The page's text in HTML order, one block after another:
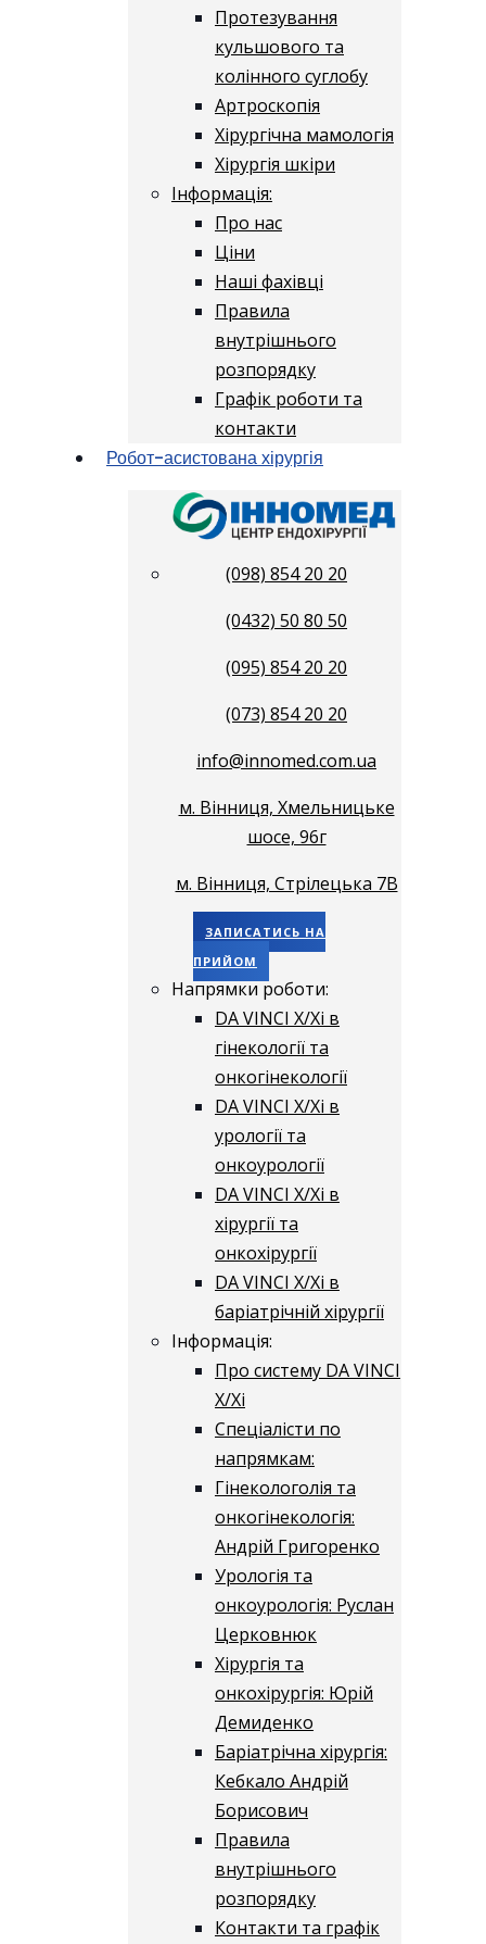
Протезування
кульшового та
колінного суглобу
Артроскопія
Хірургічна мамологія
Хірургія шкіри
Інформація:
Про нас
Ціни
Наші фахівці
Правила
внутрішнього
розпорядку
Графік роботи та
контакти
Робот-асистована хірургія
(098) 854 20 20
(0432) 50 80 50
(095) 854 20 20
(073) 854 20 20
info@innomed.com.ua
м. Вінниця, Хмельницьке
шосе, 96г
м. Вінниця, Стрілецька 7В
ЗАПИСАТИСЬ НА
ПРИЙОМ
Напрямки роботи:
DA VINCI X/Xі в
гінекології та
онкогінекології
DA VINCI X/Xі в
урології та
онкоурології
DA VINCI X/Xі в
хірургії та
онкохірургії
DA VINCI X/Xі в
баріатрічній хірургії
Інформація:
Про систему DA VINCI
X/Xі
Спеціалісти по
напрямкам:
Гінекологолія та
онкогінекологія:
Андрій Григоренко
Урологія та
онкоурологія: Руслан
Церковнюк
Хірургія та
онкохірургія: Юрій
Демиденко
Баріатрічна хірургія:
Кебкало Андрій
Борисович
Правила
внутрішнього
розпорядку
Контакти та графік